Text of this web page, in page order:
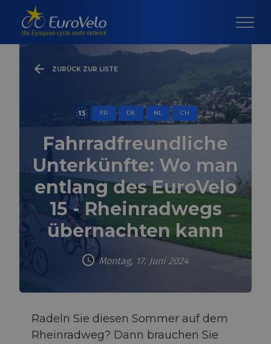
ZURÜCK ZUR LISTE
FR DE NL CH
Fahrradfreundliche
Unterkünfte: Wo man
entlang des EuroVelo
15 - Rheinradwegs
übernachten kann
Montag, 17. Juni 2024
Radeln Sie diesen Sommer auf dem
Rheinradweg? Dann brauchen Sie